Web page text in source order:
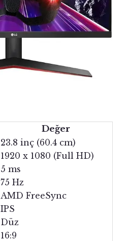
Değer
23.8 inç (60.4 cm)
1920 x 1080 (Full HD)
5 ms
75 Hz
AMD FreeSync
IPS
Düz
16:9